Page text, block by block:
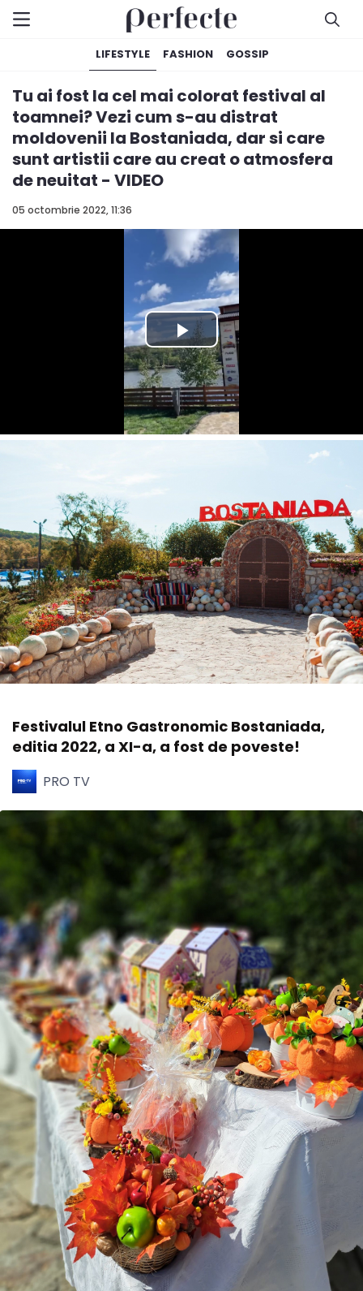
LIFESTYLE FASHION GOSSIP
05 octombrie 2022, 11:36
Tu ai fost la cel mai colorat festival al
toamnei? Vezi cum s-au distrat
moldovenii la Bostaniada, dar si care
sunt artistii care au creat o atmosfera
de neuitat - VIDEO
Festivalul Etno Gastronomic Bostaniada,
editia 2022, a XI-a, a fost de poveste!
PRO TV